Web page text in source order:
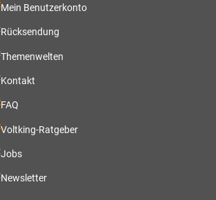
Mein Benutzerkonto
Rücksendung
Themenwelten
Kontakt
FAQ
Voltking-Ratgeber
Jobs
Newsletter